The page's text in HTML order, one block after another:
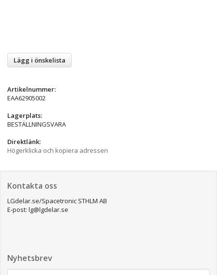
Lägg i önskelista
Artikelnummer:
EAA62905002
Lagerplats:
BESTÄLLNINGSVARA
Direktlänk:
Högerklicka och kopiera adressen
Kontakta oss
LGdelar.se/Spacetronic STHLM AB
E-post: lg@lgdelar.se
Nyhetsbrev